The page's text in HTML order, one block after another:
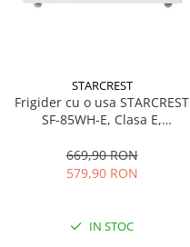
STARCREST
Frigider cu o usa STARCREST
SF-85WH-E, Clasa E,
interioara, Compartiment
gheata, H 82 cm, Alb
669,90 RON
579,90 RON
IN STOC